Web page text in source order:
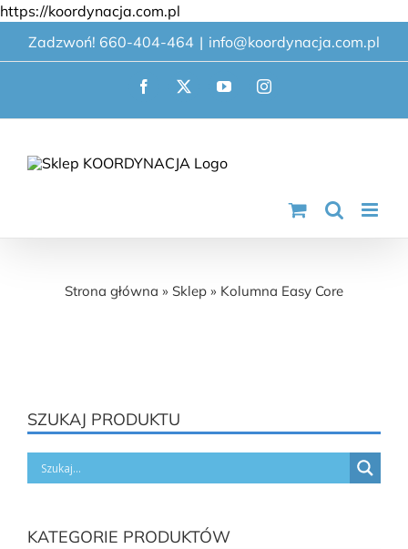
https://koordynacja.com.pl
do
zawartości
Zadzwoń! 660-404-464 | info@koordynacja.com.pl
Facebook
X YouTubeInstagram
Strona główna » Sklep » Kolumna Easy Core
SZUKAJ PRODUKTU
KATEGORIE PRODUKTÓW